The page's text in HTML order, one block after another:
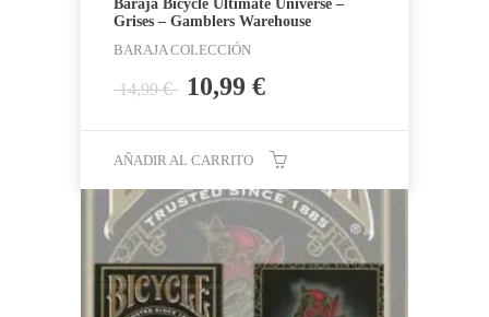
Baraja Bicycle Ultimate Universe –
Grises – Gamblers Warehouse
BARAJA COLECCIÓN
14,99€
El
era:
14,99 €.
10,99 €El
es:
10,99 €.
AÑADIR AL CARRITO